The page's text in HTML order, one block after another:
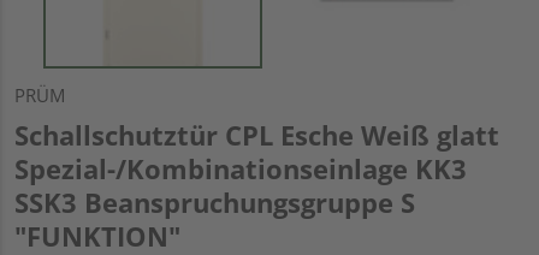
PRÜM
Schallschutztür CPL Esche Weiß glatt
Spezial-/Kombinationseinlage KK3
SSK3 Beanspruchungsgruppe S
"FUNKTION"